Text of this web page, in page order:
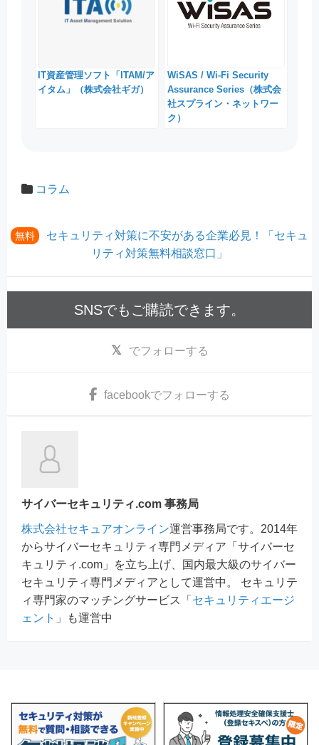
IT資産管理ソフト「ITAM/ア
イタム」（株式会社ギガ）
WiSAS / Wi-Fi Security
Assurance Series（株式会
社スプライン・ネットワー
ク）
コラム
無料
セキュリティ対策に不安がある企業必見！「セキュ
リティ対策無料相談窓口」
SNSでもご購読できます。
でフォローする
facebookでフォローする
サイバーセキュリティ.com 事務局
株式会社セキュアオンライン運営事務局です。2014年
からサイバーセキュリティ専門メディア「サイバーセ
キュリティ.com」を立ち上げ、国内最大級のサイバー
セキュリティ専門メディアとして運営中。 セキュリテ
ィ専門家のマッチングサービス「 セキュリティエージ
ェント 」も運営中